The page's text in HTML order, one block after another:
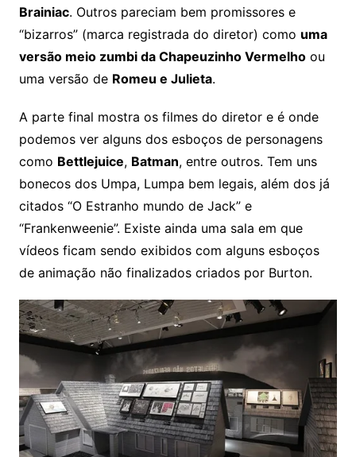
Brainiac. Outros pareciam bem promissores e
“bizarros” (marca registrada do diretor) como uma
versão meio zumbi da Chapeuzinho Vermelhoou
uma versão de Romeu e Julieta.
A parte final mostra os filmes do diretor e é onde
podemos ver alguns dos esboços de personagens
como Bettlejuice, Batman, entre outros. Tem uns
bonecos dos Umpa, Lumpa bem legais, além dos já
citados “O Estranho mundo de Jack” e
“Frankenweenie”. Existe ainda uma sala em que
vídeos ficam sendo exibidos com alguns esboços
de animação não finalizados criados por Burton.